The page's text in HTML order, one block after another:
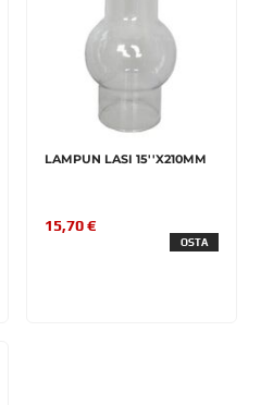
LAMPUN LASI 15''X210MM
15,70 €
OSTA